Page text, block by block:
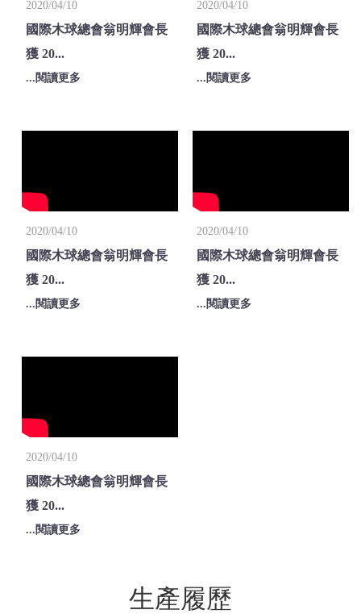
2020/04/10
國際木球總會翁明輝會長
獲 20...
...閱讀更多
2020/04/10
國際木球總會翁明輝會長
獲 20...
...閱讀更多
2020/04/10
國際木球總會翁明輝會長
獲 20...
...閱讀更多
2020/04/10
國際木球總會翁明輝會長
獲 20...
...閱讀更多
2020/04/10
國際木球總會翁明輝會長
獲 20...
...閱讀更多
生產履歷